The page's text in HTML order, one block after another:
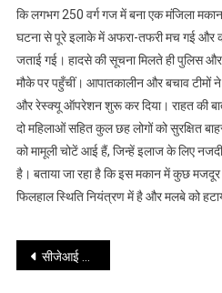
कि लगभग 250 वर्ग गज में बना एक मंजिला
घटना से पूरे इलाके में अफरा-तफरी मच गई और
जताई गई। हादसे की सूचना मिलते ही पुलिस और
मौके पर पहुँचीं। आपातकालीन और बचाव टीमों
और रेस्क्यू ऑपरेशन शुरू कर दिया। राहत की
दो महिलाओं सहित कुल छह लोगों को सुरक्षित
को मामूली चोटें आई हैं, जिन्हें इलाज के लिए
है। बताया जा रहा है कि इस मकान में कुछ
फिलहाल स्थिति नियंत्रण में है और मलबे को
Post
सीजेआई ने 5 नए न्यायाधीशों को दिलाई शपथ